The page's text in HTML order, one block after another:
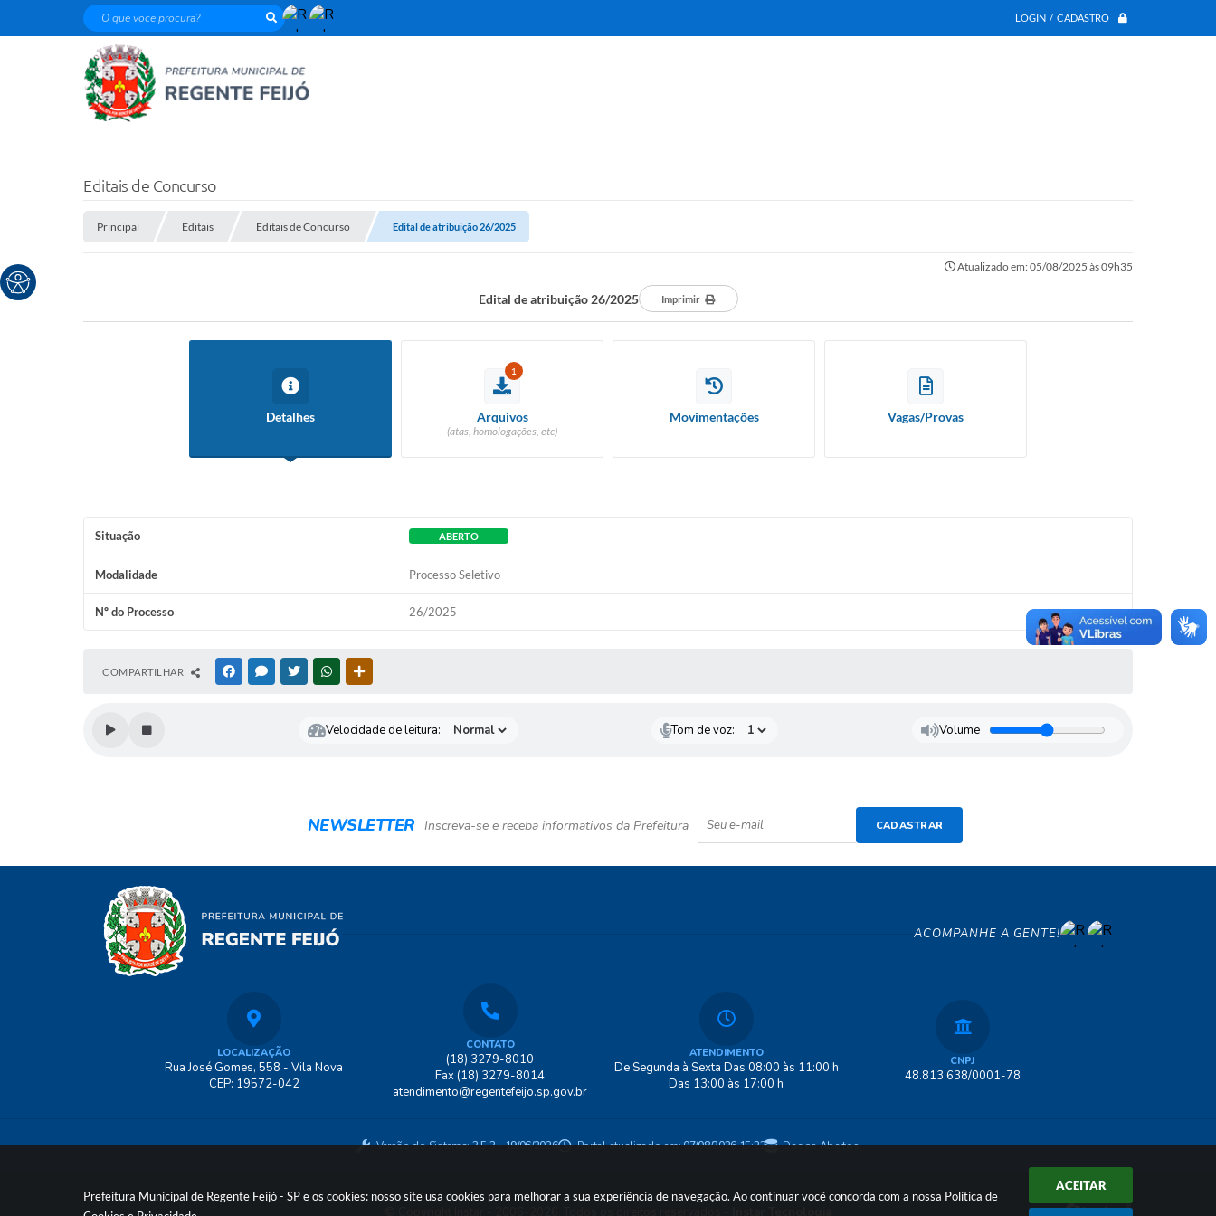
Prefeitura Municipal de Regente Feijó - SP e os cookies: nosso site usa cookies para melhorar a sua experiência de navegação. Ao continuar você concorda com a nossa Política de
ACEITAR
LOGIN / CADASTRO
O que voce procura?
Editais de Concurso
Principal Editais Editais de Concurso Edital de atribuição 26/2025
Atualizado em: 05/08/2025 às 09h35
Edital de atribuição 26/2025 Imprimir
Detalhes
1
Arquivos
(atas, homologações, etc)
Movimentações Vagas/Provas
Situação ABERTO
Modalidade Processo Seletivo
Nº do Processo 26/2025
COMPARTILHAR FACEBOOKMESSENGER
TWITTERWHATSAPP
Velocidade de leitura: Tom de voz: Volume
NEWSLETTER Inscreva-se e receba informativos da Prefeitura CADASTRAR
ACOMPANHE A GENTE!
LOCALIZAÇÃO
Rua José Gomes, 558 - Vila Nova
CEP: 19572-042
CONTATO
(18) 3279-8010
Fax (18) 3279-8014
atendimento@regentefeijo.sp.gov.br
ATENDIMENTO
De Segunda à Sexta Das 08:00 às 11:00 h
Das 13:00 às 17:00 h
CNPJ
48.813.638/0001-78
Versão do Sistema:3.5.3 - 19/06/2026 Portal atualizado em:07/08/2026 15:22 Dados Abertos